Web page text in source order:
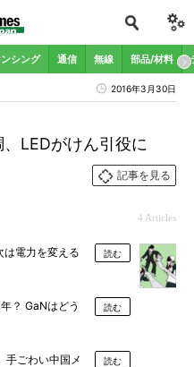
シング 通信 無線 部品/材料
2016年3月30日
LEDがけん引役に
記事を見る
4 Articles
は電力を変える 読む
？ GaNはどう
読む
手ごわい中国メ
読む